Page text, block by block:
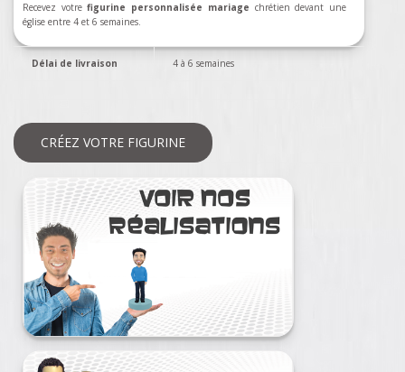
Recevez votrefigurine personnalisée mariage chrétien devant une
église entre 4 et 6 semaines.
Délai de livraison 4 à 6 semaines
CRÉEZ VOTRE FIGURINE